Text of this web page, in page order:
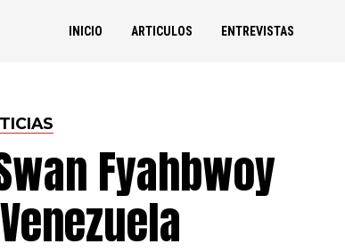
INICIO ARTICULOS ENTREVISTAS
Fyahbwoy